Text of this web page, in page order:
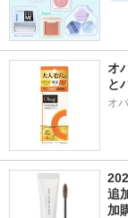
オ
と
オ
追
加